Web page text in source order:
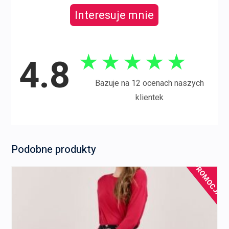
Interesuje mnie
4.8 ★ ★ ★ ★ ★
Bazuje na 12 ocenach naszych
klientek
Podobne produkty
PROMOCJA!